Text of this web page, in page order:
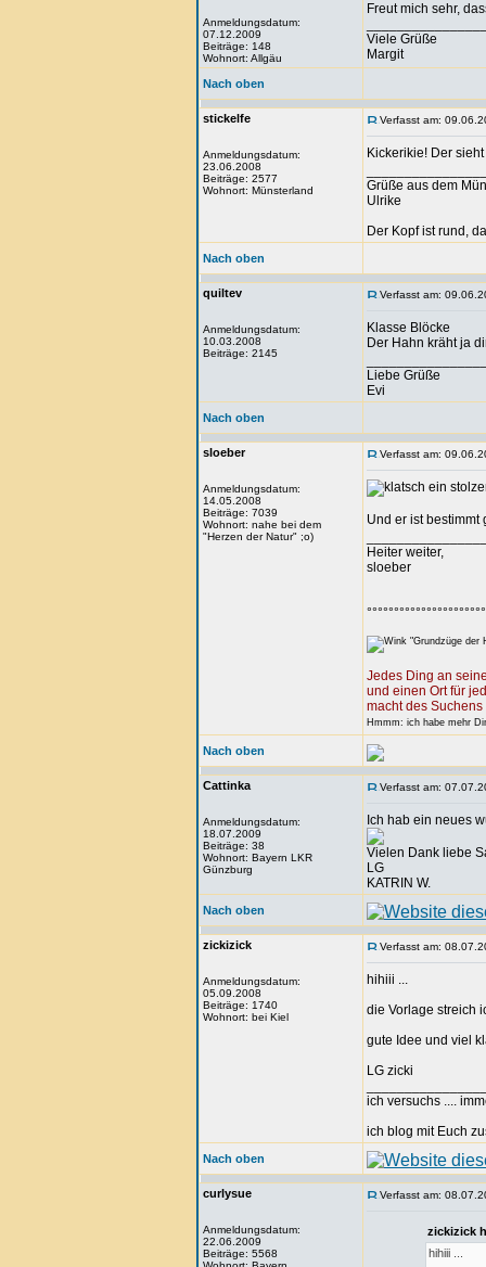
Anmeldungsdatum:
07.12.2009
Beiträge: 148
Wohnort: Allgäu
Freut mich sehr,
Viele Grüße
Margit
Nach oben
stickelfe
Anmeldungsdatum:
23.06.2008
Beiträge: 2577
Wohnort: Münsterland
Verfasst am:
Kickerikie! Der
Grüße aus dem
Ulrike
Der Kopf ist rund,
Nach oben
quiltev
Anmeldungsdatum:
10.03.2008
Beiträge: 2145
Verfasst am:
Klasse Blöcke
Der Hahn kräht ja
Liebe Grüße
Evi
Nach oben
sloeber
Anmeldungsdatum:
14.05.2008
Beiträge: 7039
Wohnort: nahe bei dem
"Herzen der Natur" ;o)
Verfasst am:
ein
Und er ist
Heiter weiter,
sloeber
"Grundzüge der
Jedes Ding an
und einen Ort für
macht des
Hmmm: ich habe mehr
Nach oben
Cattinka
Anmeldungsdatum:
18.07.2009
Beiträge: 38
Wohnort: Bayern LKR
Günzburg
Verfasst am:
Ich hab ein neues
Vielen Dank liebe
LG
KATRIN W.
Nach oben
zickizick
Anmeldungsdatum:
05.09.2008
Beiträge: 1740
Wohnort: bei Kiel
Verfasst am:
hihiii ...
die Vorlage streich
gute Idee und viel
LG zicki
ich versuchs ....
ich blog mit Euch
Nach oben
curlysue
Anmeldungsdatum:
22.06.2009
Beiträge: 5568
Verfasst am:
zickizick
hihiii ...